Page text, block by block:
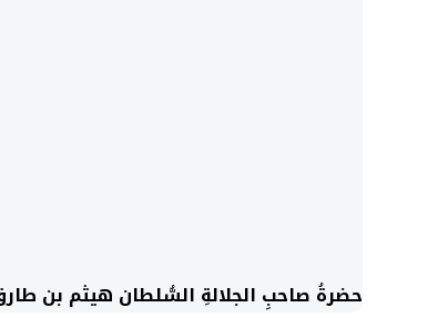
حضرةُ صاحبِ الجلالةِ السُّلطان هيثم بن